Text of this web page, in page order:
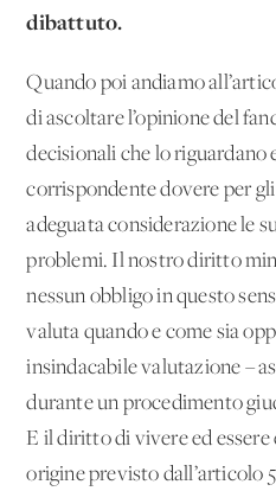
dibattuto.
Quando poi andiamo
di ascoltare l’opinione del
decisionali che lo riguardano
corrispondente dovere per
adeguata considerazione le
problemi. Il nostro diritto
nessun obbligo in questo
valuta quando e come sia
insindacabile valutazione –
durante un procedimento
E il diritto di vivere ed
origine previsto dall’articolo